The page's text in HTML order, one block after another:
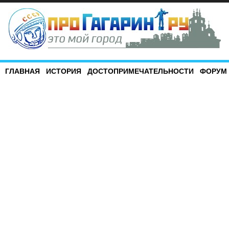
ГЛАВНАЯ ИСТОРИЯ ДОСТОПРИМЕЧАТЕЛЬНОСТИ ФОРУМ